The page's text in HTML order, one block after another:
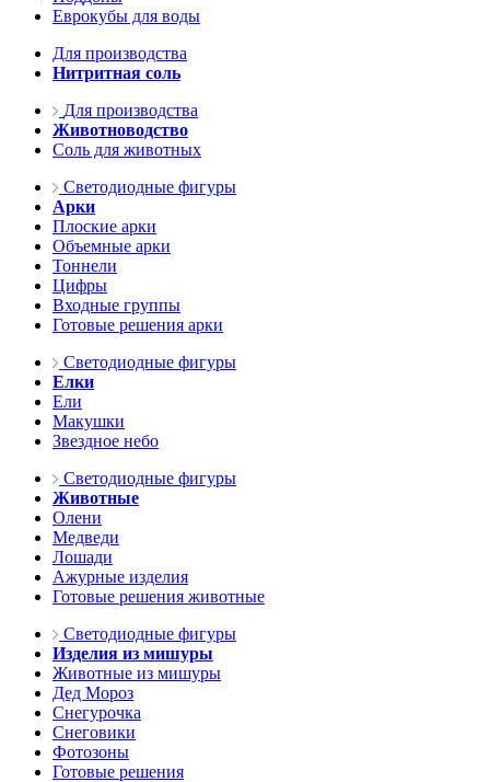
Еврокубы для воды
Для производства
Нитритная соль
Для производства
Животноводство
Соль для животных
Светодиодные фигуры
Арки
Плоские арки
Объемные арки
Тоннели
Цифры
Входные группы
Готовые решения арки
Светодиодные фигуры
Елки
Ели
Макушки
Звездное небо
Светодиодные фигуры
Животные
Олени
Медведи
Лошади
Ажурные изделия
Готовые решения животные
Светодиодные фигуры
Изделия из мишуры
Животные из мишуры
Дед Мороз
Снегурочка
Снеговики
Фотозоны
Готовые решения